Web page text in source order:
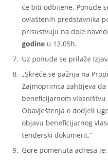
će biti odbijene. Ponude
ovlaštenih predstavnika
prisustvuju na dole
godine u 12.05h.
Uz ponude se prilaže
„Skreće se pažnja na
Zajmoprimca zahtijeva
beneficijarnom
Obavještenja o dodjeli
objavu beneficijarnog
tenderski dokument.“
Gore pomenuta adresa je: